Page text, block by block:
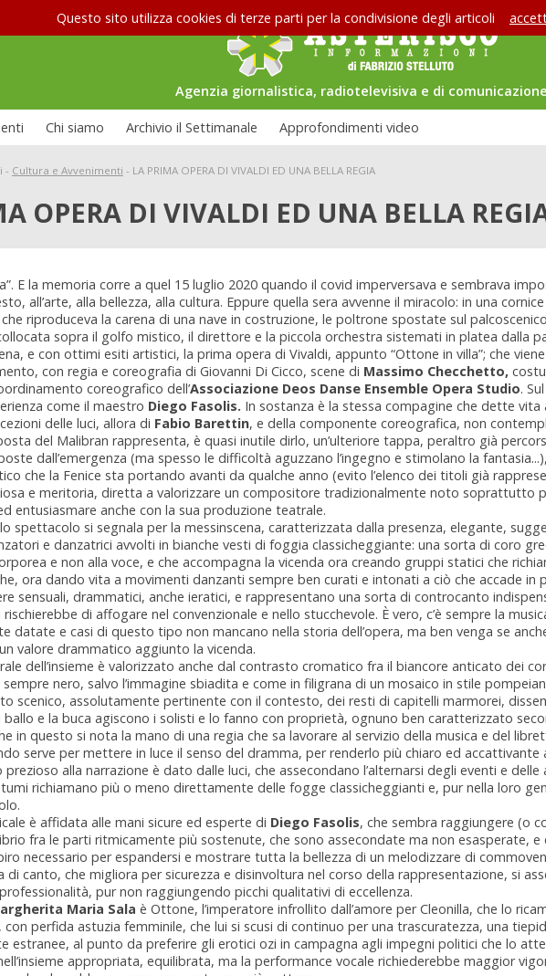
Questo sito utilizza cookies di terze parti per la condivisione degli articoli
Agenzia giornalistica, radiotelevisiva e di comunicazione
Chi siamo Archivio il Settimanale Approfondimenti video
- Cultura e Avvenimenti - LA PRIMA OPERA DI VIVALDI ED UNA BELLA REGIA
OPERA DI VIVALDI ED UNA BELLA
E la memoria corre a quel 15 luglio 2020 quando il covid imperversava e sembrava
all’arte, alla bellezza, alla cultura. Eppure quella sera avvenne il miracolo: in una
riproduceva la carena di una nave in costruzione, le poltrone spostate sul
sopra il golfo mistico, il direttore e la piccola orchestra sistemati in platea dalla
e con ottimi esiti artistici, la prima opera di Vivaldi, appunto “Ottone in villa”; che
con regia e coreografia di Giovanni Di Cicco, scene di Massimo Checchetto,
coreografico dell’Associazione Deos Danse Ensemble Opera Studio.
come il maestro Diego Fasolis. In sostanza è la stessa compagine che dette
delle luci, allora di Fabio Barettin, e della componente coreografica, non
del Malibran rappresenta, è quasi inutile dirlo, un’ulteriore tappa, peraltro già
dall’emergenza (ma spesso le difficoltà aguzzano l’ingegno e stimolano la
che la Fenice sta portando avanti da qualche anno (evito l’elenco dei titoli già
e meritoria, diretta a valorizzare un compositore tradizionalmente noto soprattutto
entusiasmare anche con la sua produzione teatrale.
spettacolo si segnala per la messinscena, caratterizzata dalla presenza, elegante,
e danzatrici avvolti in bianche vesti di foggia classicheggiante: una sorta di coro
e non alla voce, e che accompagna la vicenda ora creando gruppi statici che
ora dando vita a movimenti danzanti sempre ben curati e intonati a ciò che accade in
sensuali, drammatici, anche ieratici, e rappresentano una sorta di controcanto
di affogare nel convenzionale e nello stucchevole. È vero, c’è sempre la
datate e casi di questo tipo non mancano nella storia dell’opera, ma ben venga se
valore drammatico aggiunto la vicenda.
dell’insieme è valorizzato anche dal contrasto cromatico fra il biancore anticato dei
nero, salvo l’immagine sbiadita e come in filigrana di un mosaico in stile
scenico, assolutamente pertinente con il contesto, dei resti di capitelli marmorei,
ballo e la buca agiscono i solisti e lo fanno con proprietà, ognuno ben caratterizzato
in questo si nota la mano di una regia che sa lavorare al servizio della musica e del
serve per mettere in luce il senso del dramma, per renderlo più chiaro ed accattivante
alla narrazione è dato dalle luci, che assecondano l’alternarsi degli eventi e
richiamano più o meno direttamente delle fogge classicheggianti e, pur nella loro
è affidata alle mani sicure ed esperte di Diego Fasolis, che sembra raggiungere (o
fra le parti ritmicamente più sostenute, che sono assecondate ma non esasperate, e
necessario per espandersi e mostrare tutta la bellezza di un melodizzare di
di canto, che migliora per sicurezza e disinvoltura nel corso della rappresentazione, si
pur non raggiungendo picchi qualitativi di eccellenza.
Maria Sala è Ottone, l’imperatore infrollito dall’amore per Cleonilla, che lo
perfida astuzia femminile, che lui si scusi di continuo per una trascuratezza, una
estranee, al punto da preferire gli erotici ozi in campagna agli impegni politici che lo
appropriata, equilibrata, ma la performance vocale richiederebbe maggior